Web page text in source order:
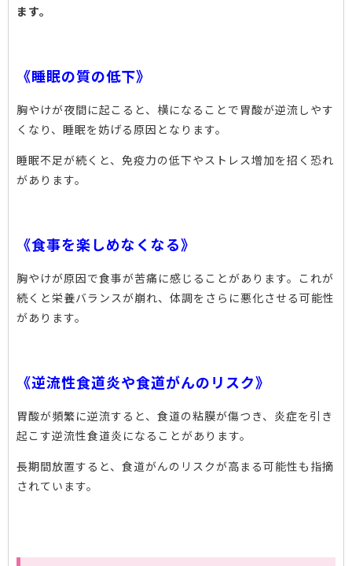
ます。
《睡眠の質の低下》
胸やけが夜間に起こると、横になることで胃酸が逆流しやす
くなり、睡眠を妨げる原因となります。
睡眠不足が続くと、免疫力の低下やストレス増加を招く恐れ
があります。
《食事を楽しめなくなる》
胸やけが原因で食事が苦痛に感じることがあります。これが
続くと栄養バランスが崩れ、体調をさらに悪化させる可能性
があります。
《逆流性食道炎や食道がんのリスク》
胃酸が頻繁に逆流すると、食道の粘膜が傷つき、炎症を引き
起こす逆流性食道炎になることがあります。
長期間放置すると、食道がんのリスクが高まる可能性も指摘
されています。